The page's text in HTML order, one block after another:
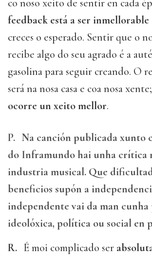
co noso xeito de sentir en cada
feedback está a ser inmellorable
creces o esperado. Sentir que o
recibe algo do seu agrado é a
gasolina para seguir creando. O
será na nosa casa e coa nosa xente;
ocorre un xeito mellor.
P. Na canción publicada xunto
do Inframundo hai unha crítica
industria musical. Que
beneficios supón a
independente vai da man cunha
ideolóxica, política ou social en
R. É moi complicado ser